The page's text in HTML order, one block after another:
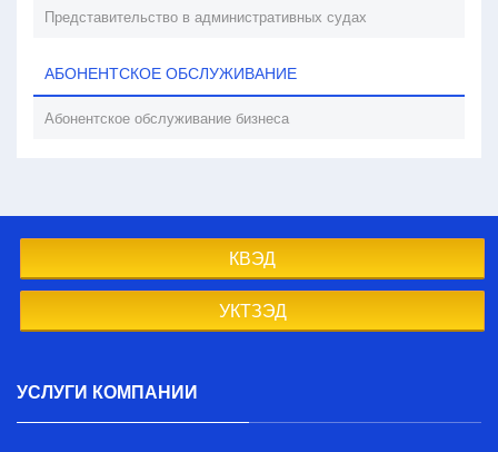
Представительство в административных судах
АБОНЕНТСКОЕ ОБСЛУЖИВАНИЕ
Абонентское обслуживание бизнеса
КВЭД
УКТЗЭД
УСЛУГИ КОМПАНИИ